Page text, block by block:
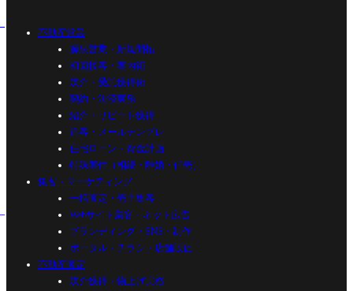
不動産営業
源泉営業・新規開拓
初回接客・案内術
媒介・受託獲得術
契約・決済実務
紹介・リピート獲得
追客・メールテンプレ
住宅ローン・資金計画
特殊案件（相続・離婚・任売）
集客・マーケティング
一括査定・売主集客
Webサイト集客・ネット広告
ブランディング・SNS・制作
ポータル・チラシ・店舗販促
不動産査定
媒介獲得・物上げ実務